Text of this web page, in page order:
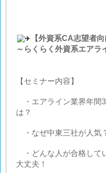
【外資系CA志望者向
～らくらく外資系エアラ
【セミナー内容】
・エアライン業界年間
は？
・なぜ中東三社が人気
・どんな人が合格して
大丈夫！